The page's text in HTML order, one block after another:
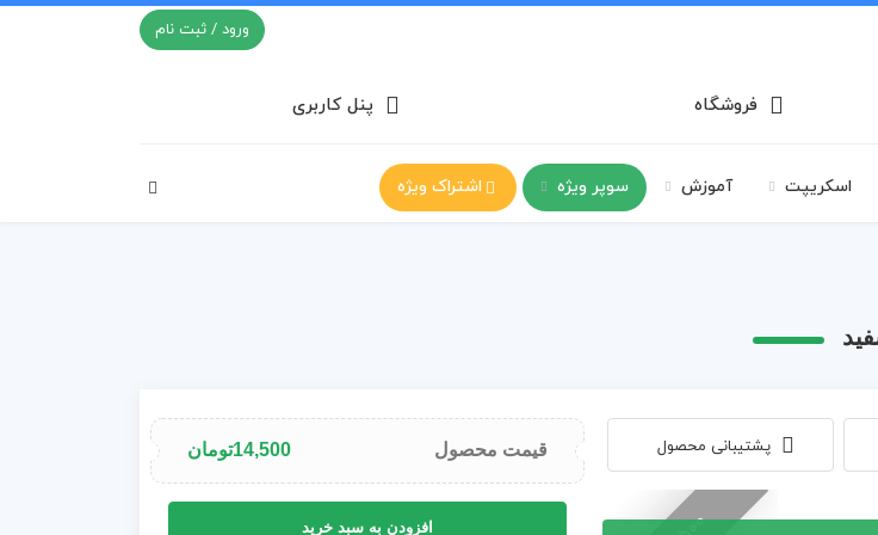
ورود / ثبت نام
فروشگاه پنل کاربری
اسکریپت آموزش سوپر ویژه اشتراک ویژه
پشتیبانی محصول قیمت محصول 14,500تومان
افزودن به سبد خرید